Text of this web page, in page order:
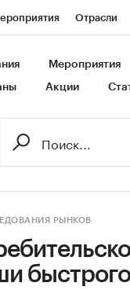
Отрасли
Газета
Мероприятия
Акции
РЫНКОВ